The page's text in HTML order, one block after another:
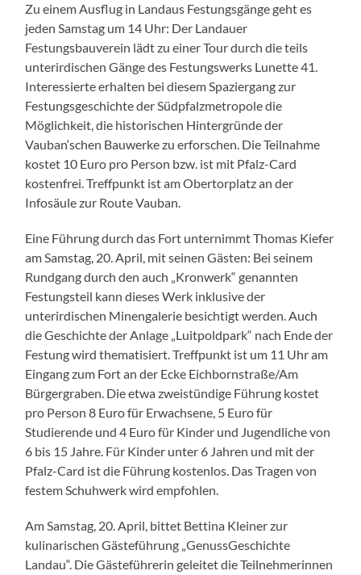
Zu einem Ausflug in Landaus Festungsgänge geht es
jeden Samstag um 14 Uhr: Der Landauer
Festungsbauverein lädt zu einer Tour durch die teils
unterirdischen Gänge des Festungswerks Lunette 41.
Interessierte erhalten bei diesem Spaziergang zur
Festungsgeschichte der Südpfalzmetropole die
Möglichkeit, die historischen Hintergründe der
Vauban‘schen Bauwerke zu erforschen. Die Teilnahme
kostet 10 Euro pro Person bzw. ist mit Pfalz-Card
kostenfrei. Treffpunkt ist am Obertorplatz an der
Infosäule zur Route Vauban.
Eine Führung durch das Fort unternimmt Thomas Kiefer
am Samstag, 20. April, mit seinen Gästen: Bei seinem
Rundgang durch den auch „Kronwerk“ genannten
Festungsteil kann dieses Werk inklusive der
unterirdischen Minengalerie besichtigt werden. Auch
die Geschichte der Anlage „Luitpoldpark“ nach Ende der
Festung wird thematisiert. Treffpunkt ist um 11 Uhr am
Eingang zum Fort an der Ecke Eichbornstraße/Am
Bürgergraben. Die etwa zweistündige Führung kostet
pro Person 8 Euro für Erwachsene, 5 Euro für
Studierende und 4 Euro für Kinder und Jugendliche von
6 bis 15 Jahre. Für Kinder unter 6 Jahren und mit der
Pfalz-Card ist die Führung kostenlos. Das Tragen von
festem Schuhwerk wird empfohlen.
Am Samstag, 20. April, bittet Bettina Kleiner zur
kulinarischen Gästeführung „GenussGeschichte
Landau“. Die Gästeführerin geleitet die Teilnehmerinnen